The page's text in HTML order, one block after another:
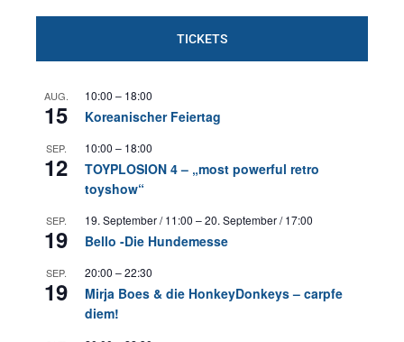
TICKETS
AUG.
15
10:00 – 18:00
Koreanischer Feiertag
SEP.
12
10:00 – 18:00
TOYPLOSION 4 – „most powerful retro
toyshow“
SEP.
19
19. September / 11:00 –20. September / 17:00
Bello -Die Hundemesse
SEP.
19
20:00 –22:30
Mirja Boes & die HonkeyDonkeys – carpfe
diem!